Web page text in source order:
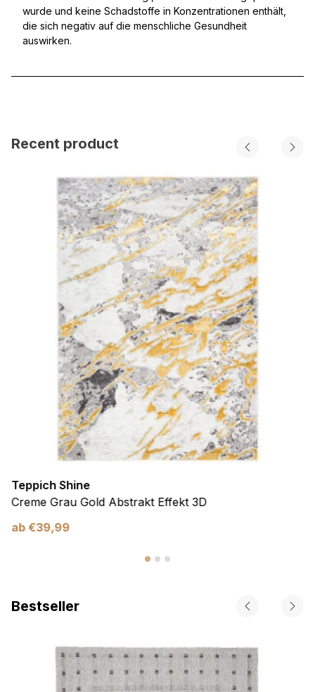
wurde und keine Schadstoffe in Konzentrationen enthält,
die sich negativ auf die menschliche Gesundheit
auswirken.
Recent product
Teppich Shine
Creme Grau Gold Abstrakt Effekt 3D
ab €39,99
Bestseller